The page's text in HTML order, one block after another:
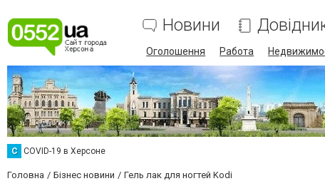
Новини
Оголошення Работа
C COVID-19 в Херсоне
Головна Бізнес новини Гель лак для ногтей Kodi